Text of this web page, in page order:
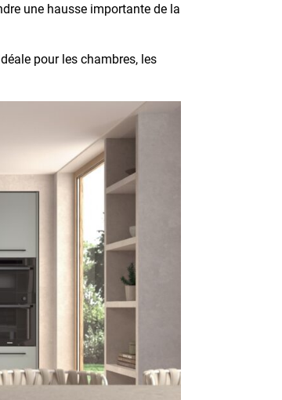
une hausse importante de la
pour les chambres, les